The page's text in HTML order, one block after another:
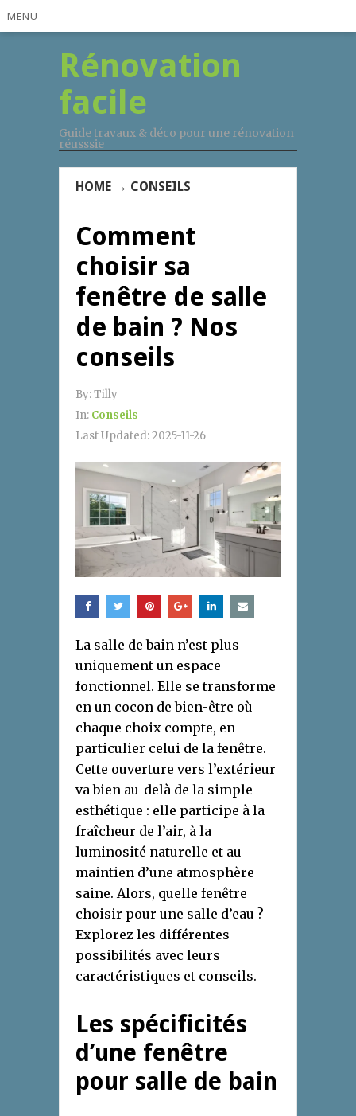
MENU
Rénovation
facile
Guide travaux & déco pour une rénovation
réusssie
HOME → CONSEILS
Comment
choisir sa
fenêtre de salle
de bain ? Nos
conseils
By:Tilly
In: Conseils
Last Updated:2025-11-26
La salle de bain n’est plus
uniquement un espace
fonctionnel. Elle se transforme
en un cocon de bien-être où
chaque choix compte, en
particulier celui de la fenêtre.
Cette ouverture vers l’extérieur
va bien au-delà de la simple
esthétique : elle participe à la
fraîcheur de l’air, à la
luminosité naturelle et au
maintien d’une atmosphère
saine. Alors, quelle fenêtre
choisir pour une salle d’eau ?
Explorez les différentes
possibilités avec leurs
caractéristiques et conseils.
Les spécificités
d’une fenêtre
pour salle de bain